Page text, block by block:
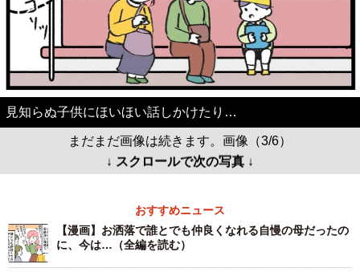
見知らぬ子供にほいほい話しかけたり…
まだまだ画像は続きます。画像（3/6）
↓ スクロールで次の写真 ↓
おすすめニュース
【漫画】お洒落で誰とでも仲良くなれる自慢の母だったの
に、今は…（全編を読む）